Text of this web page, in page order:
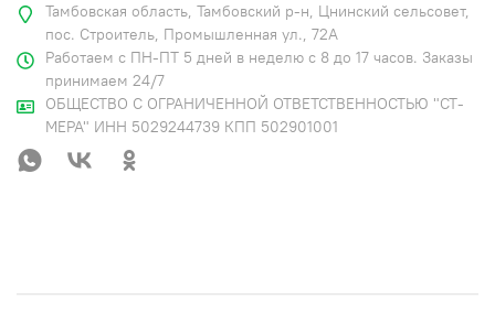
Тамбовская область, Тамбовский р-н, Цнинский сельсовет,
пос. Строитель, Промышленная ул., 72А
Работаем с ПН-ПТ 5 дней в неделю с 8 до 17 часов. Заказы
принимаем 24/7
ОБЩЕСТВО С ОГРАНИЧЕННОЙ ОТВЕТСТВЕННОСТЬЮ "СТ-
МЕРА" ИНН 5029244739 КПП 502901001